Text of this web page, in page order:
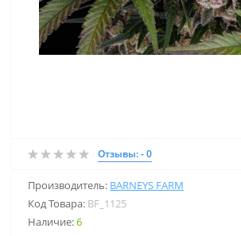
Отзывы: - 0
Производитель: BARNEYS FARM
Код Товара: BF_1125
Наличие:6